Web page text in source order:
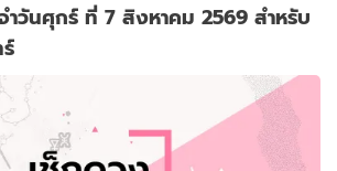
ำวันศุกร์ ที่ 7 สิงหาคม 2569 สำหรับ